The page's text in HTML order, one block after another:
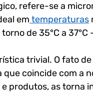
refere-se a
em temperaturas
de 35°C a
trivial. O fato
coincide com a
produtos, as torna